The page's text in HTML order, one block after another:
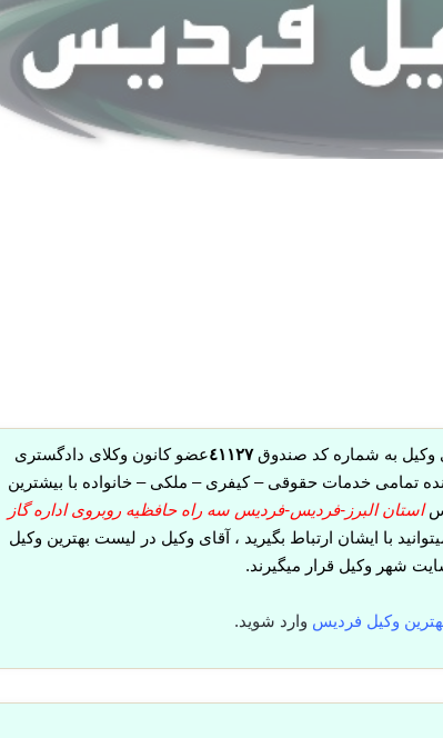
وکیل به شماره کد صندوق٤١١٢٧عضو کانون وکلای دادگستری
تمامی خدمات حقوقی – کیفری – ملکی – خانواده با بیشترین
استان البرز-فردیس-فردیس سه راه حافظیه روبروی اداره گاز
با ایشان ارتباط بگیرید ، آقای وکیل در لیست بهترین وکیل
شهر وکیل قرار میگیرند.
وکیل فردیس وارد شوید.